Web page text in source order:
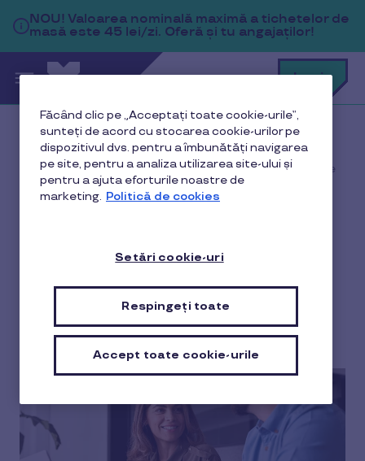
Sari la conținutul principal
Login
Acasă Blog Noutăți
Studiu Pluxee: Talent Insight - Piata muncii si IMM-urile
IMM-urile
7 min de citit 4 Iulie 2024
NOU! Valoarea nominală maximă a tichetelor de
masă este 45 lei/zi. Oferă și tu angajaților!
Făcând clic pe „Acceptați toate cookie-urile”,
sunteți de acord cu stocarea cookie-urilor pe
dispozitivul dvs. pentru a îmbunătăți navigarea
pe site, pentru a analiza utilizarea site-ului și
pentru a ajuta eforturile noastre de
marketing. Politică de cookies
Setări cookie-uri
Respingeți toate
Accept toate cookie-urile